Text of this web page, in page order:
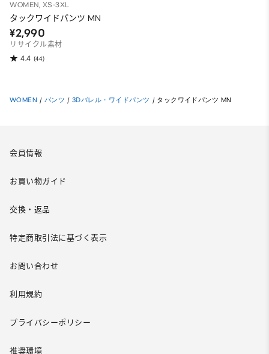
WOMEN, XS-3XL
タックワイドパンツ MN
¥2,990
リサイクル素材
4.4 (44)
WOMEN / パンツ / 3Dバレル・ワイドパンツ / タックワイドパンツ MN
会員情報
お買い物ガイド
交換・返品
特定商取引法に基づく表示
お問い合わせ
利用規約
プライバシーポリシー
推奨環境